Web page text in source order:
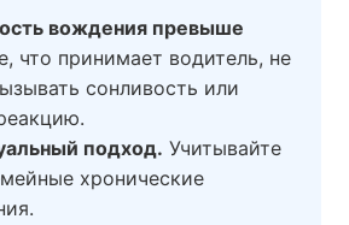
вождения превыше
что принимает водитель, не
сонливость или
подход. Учитывайте
хронические